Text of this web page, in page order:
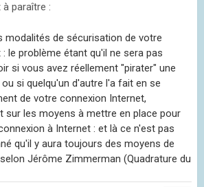
paraître :
modalités de sécurisation de votre
le problème étant qu'il ne sera pas
si vous avez réellement "pirater" une
si quelqu'un d'autre l'a fait en se
de votre connexion Internet,
sur les moyens à mettre en place pour
à Internet : et là ce n'est pas
qu'il y aura toujours des moyens de
Jérôme Zimmerman (Quadrature du